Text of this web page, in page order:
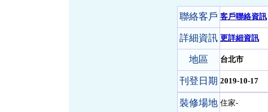
聯絡客戶 客戶聯絡資訊
詳細資訊 更詳細資訊
地區 台北市
刊登日期 2019-10-17
裝修場地 住家-